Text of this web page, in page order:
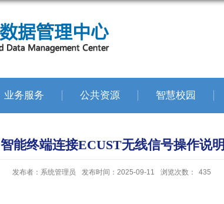
业务服务 公共资源 智慧校园
智能终端连接ECUST无线信号操作说明
发布者：系统管理员 发布时间：2025-09-11 浏览次数： 435